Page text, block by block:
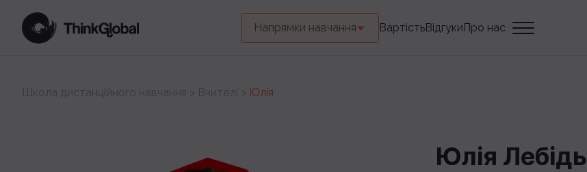
Напрямки навчання ВартістьВідгукиПро нас
Школа дистанційного навчання > Вчителі > Юлія
Юлія Лебідь